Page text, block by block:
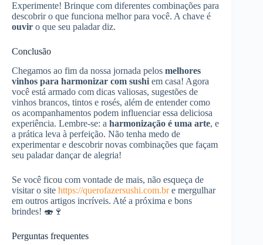
Experimente! Brinque com diferentes combinações para
descobrir o que funciona melhor para você. A chave é
ouvir o que seu paladar diz.
Conclusão
Chegamos ao fim da nossa jornada pelos melhores
vinhos para harmonizar com sushi em casa! Agora
você está armado com dicas valiosas, sugestões de
vinhos brancos, tintos e rosés, além de entender como
os acompanhamentos podem influenciar essa deliciosa
experiência. Lembre-se: a harmonização é uma arte, e
a prática leva à perfeição. Não tenha medo de
experimentar e descobrir novas combinações que façam
seu paladar dançar de alegria!
Se você ficou com vontade de mais, não esqueça de
visitar o site https://querofazersushi.com.bre mergulhar
em outros artigos incríveis. Até a próxima e bons
brindes! 🍣🍷
Perguntas frequentes